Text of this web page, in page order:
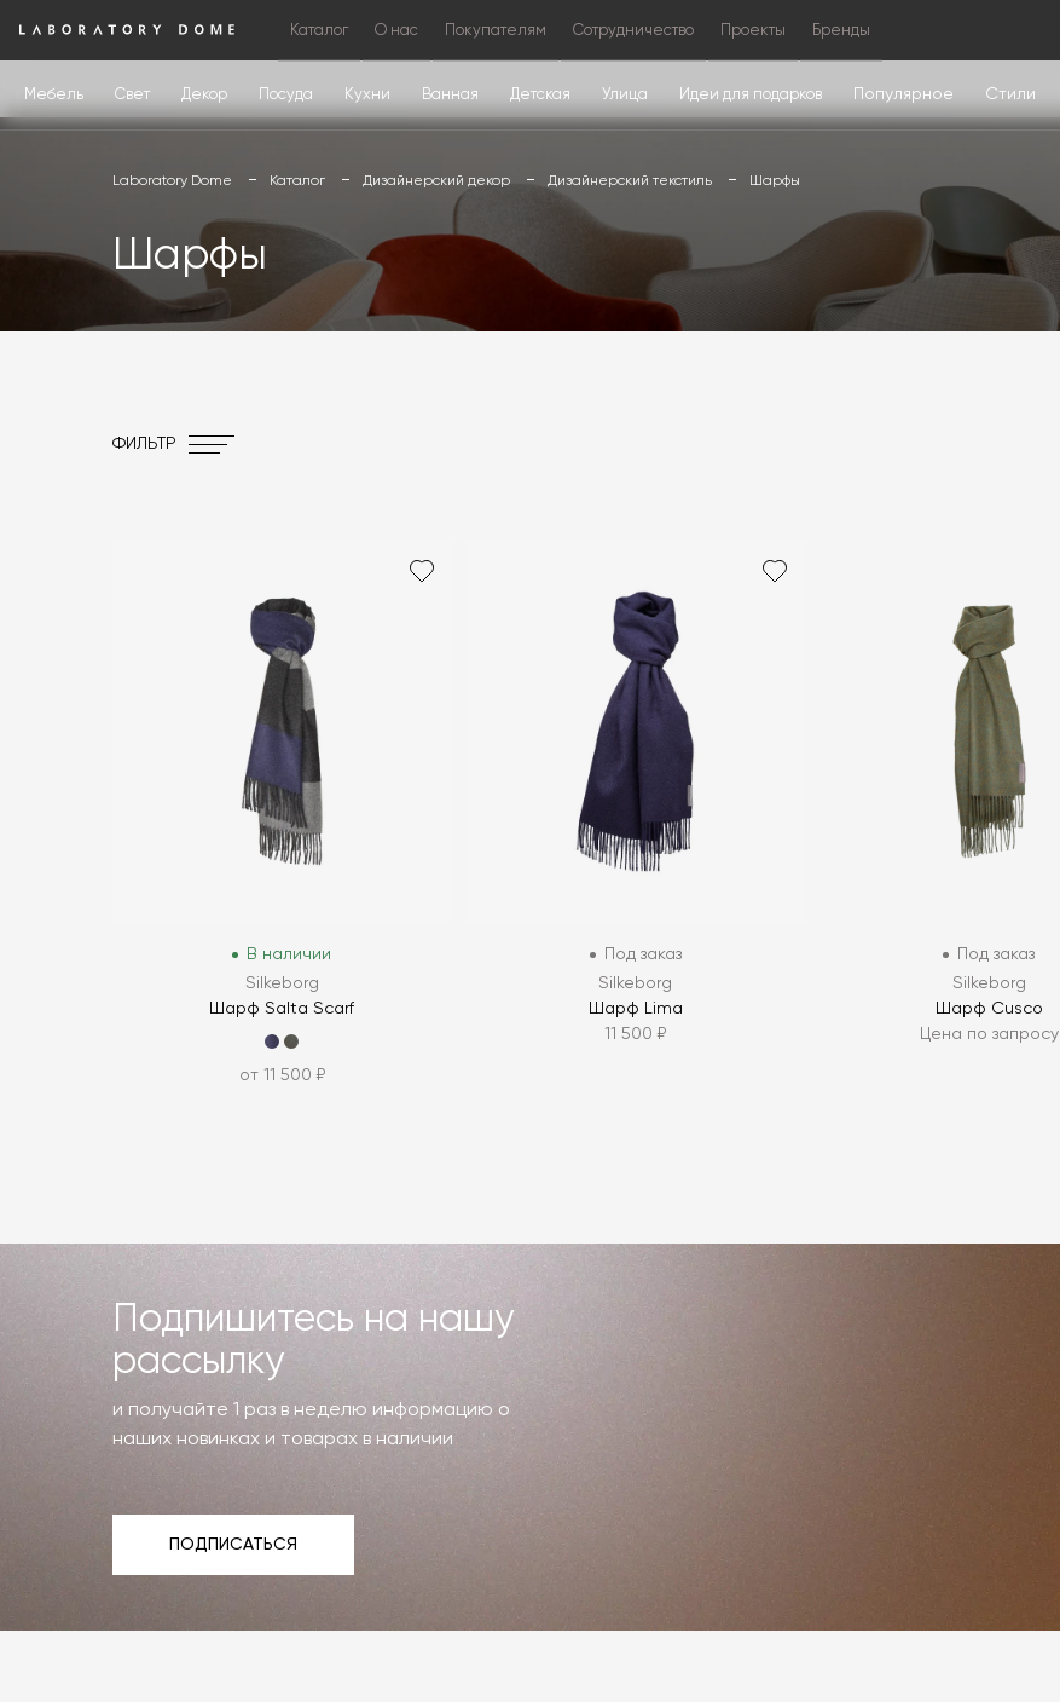
Каталог О нас Покупателям Сотрудничество Проекты Бренды
Мебель Свет Декор Посуда Кухни Ванная Детская Улица Идеи для подарков Популярное Стили
Laboratory Dome Каталог Дизайнерский декор Дизайнерский текстиль Шарфы
Шарфы
ФИЛЬТР
В наличии
Silkeborg
Шарф Salta Scarf
от 11 500 ₽
Под заказ
Silkeborg
Шарф Lima
11 500 ₽
Под заказ
Silkeborg
Шарф Cusco
Цена по запросу
Подпишитесь на нашу
рассылку
и получайте 1 раз в неделю информацию о
наших новинках и товарах в наличии
ПОДПИСАТЬСЯ